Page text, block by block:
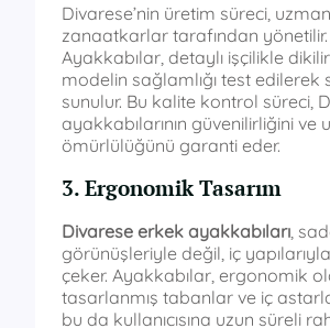
Divarese’nin üretim süreci, uzman
zanaatkarlar tarafından yönetilir.
Ayakkabılar, detaylı işçilikle
modelin sağlamlığı test edilerek
sunulur. Bu kalite kontrol süreci,
ayakkabılarının güvenilirliğini ve
ömürlülüğünü garanti eder.
3. Ergonomik Tasarım
Divarese erkek ayakkabıları ,
görünüşleriyle değil, iç
çeker. Ayakkabılar, ergonomik
tasarlanmış tabanlar ve iç
bu da kullanıcısına uzun süreli